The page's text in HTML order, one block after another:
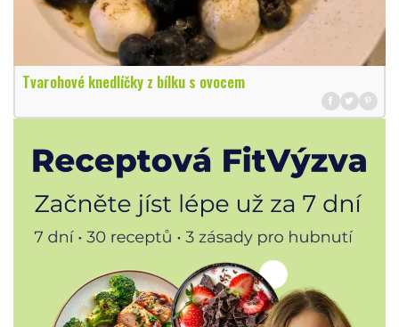
Tvarohové knedlíčky z bílku s ovocem